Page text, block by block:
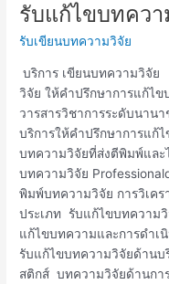
รับแก้ไขบทควา
รับเขียนบทความวิจัย
บริการ เขียนบทความวิจั
วิจัย ให้คำปรึกษาการแก้ไ
วารสารวิชาการระดับนาน
บริการให้คำปรึกษาการแก้
บทความวิจัยที่ส่งตีพิมพ์และ
บทความวิจัย
พิมพ์บทความวิจัย การวิเค
ประเภท รับแก้ไขบทความ
แก้ไขบทความและการดำเ
รับแก้ไขบทความวิจัยด้าน
สติกส์ บทความวิจัยด้านกา
รับ
บทความ
วิจัย